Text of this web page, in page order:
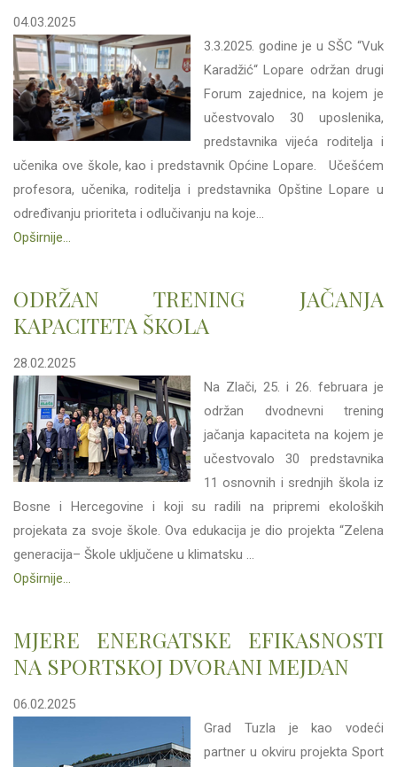
04.03.2025
3.3.2025. godine je u SŠC “Vuk
Karadžić“ Lopare održan drugi
Forum zajednice, na kojem je
učestvovalo 30 uposlenika,
predstavnika vijeća roditelja i
učenika ove škole, kao i predstavnik Općine Lopare. Učešćem
profesora, učenika, roditelja i predstavnika Opštine Lopare u
određivanju prioriteta i odlučivanju na koje...
Opširnije...
ODRŽAN TRENING JAČANJA
KAPACITETA ŠKOLA
28.02.2025
Na Zlači, 25. i 26. februara je
održan dvodnevni trening
jačanja kapaciteta na kojem je
učestvovalo 30 predstavnika
11 osnovnih i srednjih škola iz
Bosne i Hercegovine i koji su radili na pripremi ekoloških
projekata za svoje škole. Ova edukacija je dio projekta “Zelena
generacija– Škole uključene u klimatsku ...
Opširnije...
MJERE ENERGATSKE EFIKASNOSTI
NA SPORTSKOJ DVORANI MEJDAN
06.02.2025
Grad Tuzla je kao vodeći
partner u okviru projekta Sport